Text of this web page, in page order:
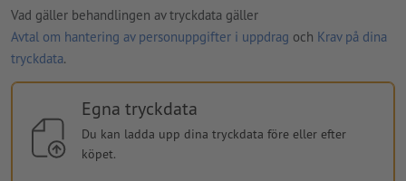
Vad gäller behandlingen av tryckdata gäller
Avtal om hantering av personuppgifter i uppdrag och Krav på dina
tryckdata.
Egna tryckdata
Du kan ladda upp dina tryckdata före eller efter
köpet.